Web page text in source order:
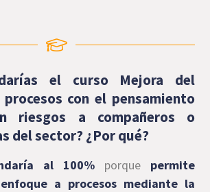
el curso Mejora del
con el pensamiento
riesgos a compañeros o
del sector? ¿Por qué?
al 100% porque permite
a procesos mediante la